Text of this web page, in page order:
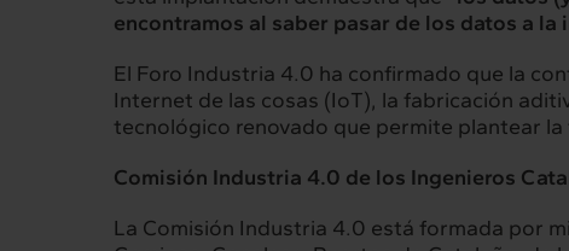
encontramos al saber pasar de los datos a la
El Foro Industria 4.0 ha confirmado que la
Internet de las cosas (IoT), la fabricación
tecnológico renovado que permite plantear
Comisión Industria 4.0 de los Ingenieros
La Comisión Industria 4.0 está formada por